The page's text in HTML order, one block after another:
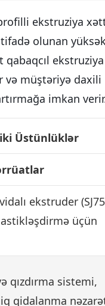
ekstruziya
olunan
və müştəriyə
imkan
Üstünlüklər
ekstruder
üçün
qızdırma sistemi,
qidalanma